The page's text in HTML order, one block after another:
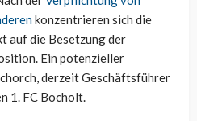
konzentrieren sich die
auf die Besetzung der
Ein potenzieller
derzeit Geschäftsführer
1. FC Bocholt.